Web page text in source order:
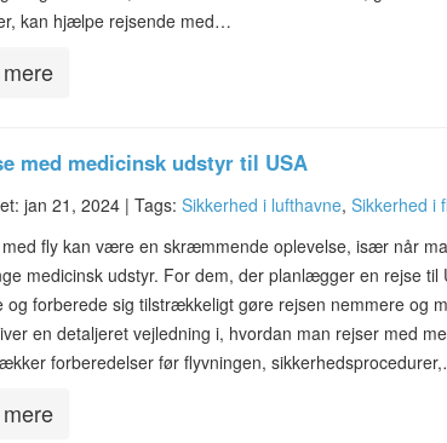
kan hjælpe rejsende med…
med medicinsk udstyr til USA
jan 21, 2024 | Tags: Sikkerhed i lufthavne, Sikkerhed i
fly kan være en skræmmende oplevelse, især når
medicinsk udstyr. For dem, der planlægger en rejse til
og forberede sig tilstrækkeligt gøre rejsen nemmere og
en detaljeret vejledning i, hvordan man rejser med
forberedelser før flyvningen,